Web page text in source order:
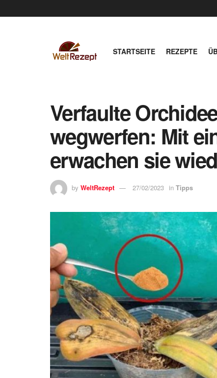
STARTSEITE REZEPTE
Verfaulte
wegwerfen: Mit
erwachen sie
by WeltRezept 27/02/2023 in Tipps